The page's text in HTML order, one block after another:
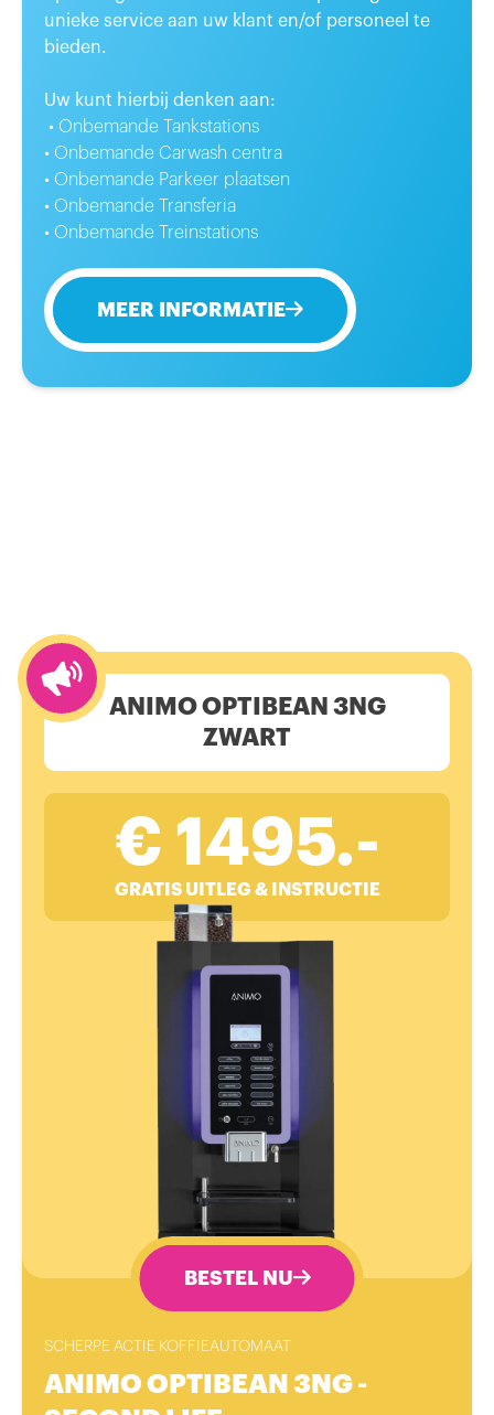
unieke service aan uw klant en/of personeel te
bieden.
Uw kunt hierbij denken aan:
• Onbemande Tankstations
• Onbemande Carwash centra
• Onbemande Parkeer plaatsen
• Onbemande Transferia
• Onbemande Treinstations
MEER INFORMATIE
ANIMO OPTIBEAN 3NG
ZWART
€ 1495.-
GRATIS UITLEG & INSTRUCTIE
BESTEL NU
SCHERPE ACTIE KOFFIEAUTOMAAT
ANIMO OPTIBEAN 3NG -